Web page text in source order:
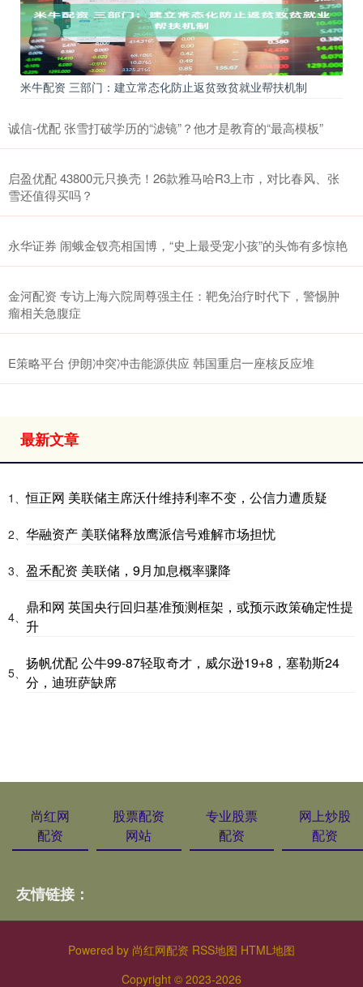
米牛配资 三部门：建立常态化防止返贫致贫就业帮扶机制
诚信-优配 张雪打破学历的“滤镜”？他才是教育的“最高模板”
启盈优配 43800元只换壳！26款雅马哈R3上市，对比春风、张
雪还值得买吗？
永华证券 闹蛾金钗亮相国博，“史上最受宠小孩”的头饰有多惊艳
金河配资 专访上海六院周尊强主任：靶免治疗时代下，警惕肿
瘤相关急腹症
E策略平台 伊朗冲突冲击能源供应 韩国重启一座核反应堆
最新文章
1、恒正网 美联储主席沃什维持利率不变，公信力遭质疑
2、 华融资产 美联储释放鹰派信号难解市场担忧
3、 盈禾配资 美联储，9月加息概率骤降
4、
鼎和网 英国央行回归基准预测框架，或预示政策确定性提
升
5、
扬帆优配 公牛99-87轻取奇才，威尔逊19+8，塞勒斯24
分，迪班萨缺席
尚红网
配资
股票配资
网站
专业股票
配资
网上炒股
配资
友情链接：
Powered by 尚红网配资 RSS地图 HTML地图
Copyright © 2023-2026